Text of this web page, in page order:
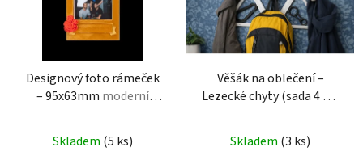
Designový foto rámeček
– 95x63mm moderní
Skladem (5 ks)
Věšák na oblečení –
Lezecké chyty (sada 4 ks)
lezecké chyty – originální
dekorace
Skladem (3 ks)